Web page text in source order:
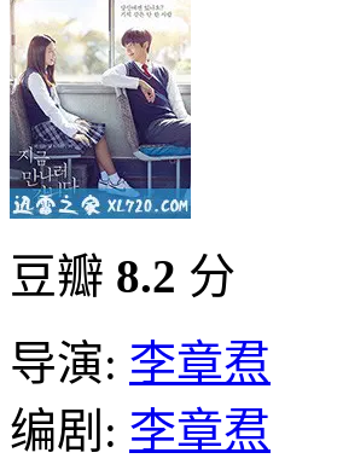
豆瓣 8.2 分
导演: 李章焄
编剧: 李章焄